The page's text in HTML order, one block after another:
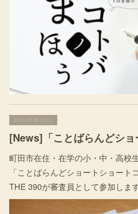
2022.06.16 05:03
町田市在住・在学の小・中・高校
「ことばらんどショートショート
THE 390が審査員として参加しま